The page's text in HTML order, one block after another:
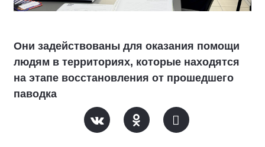
Они задействованы для оказания помощи
людям в территориях, которые находятся
на этапе восстановления от прошедшего
паводка